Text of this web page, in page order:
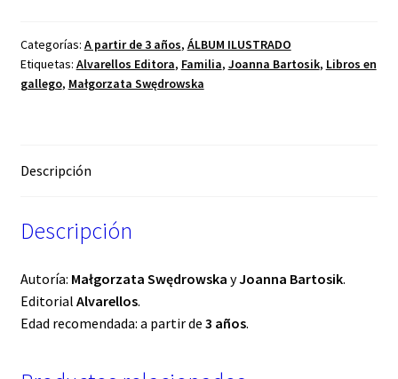
Categorías: A partir de 3 años, ÁLBUM ILUSTRADO
Etiquetas: Alvarellos Editora, Familia, Joanna Bartosik, Libros en
gallego, Małgorzata Swędrowska
Descripción
Descripción
Autoría: Małgorzata Swędrowska yJoanna Bartosik.
Editorial Alvarellos.
Edad recomendada: a partir de 3 años.